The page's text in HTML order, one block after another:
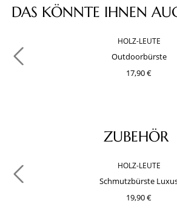
Produktgalerie überspringen
DAS KÖNNTE IHNEN
HOLZ-LEUTE
Outdoorbürste
17,90 €
Produktgalerie überspringen
ZUBEHÖR
HOLZ-LEUTE
Schmutzbürste
19,90 €